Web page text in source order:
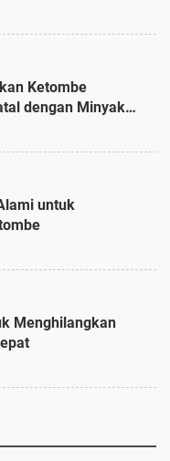
Ketombe
dengan Minyak
untuk
Menghilangkan